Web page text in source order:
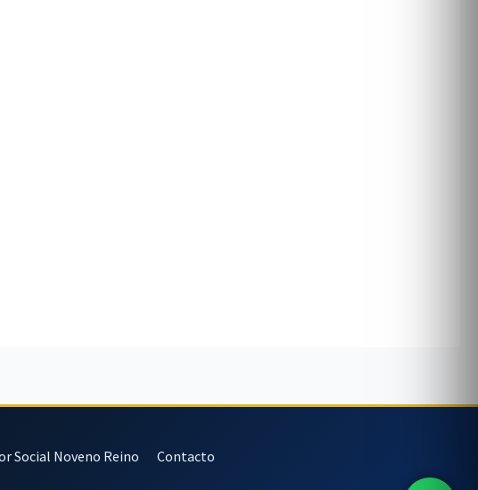
Social Noveno Reino Contacto